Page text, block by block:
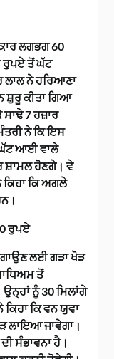
ਲਗਭਗ 60
ਰੁਪਏ ਤੋਂ ਘੱਟ
ਲਾਲ ਨੇ ਹਰਿਆਣਾ
ਸ਼ੁਰੂ ਕੀਤਾ ਗਿਆ
7 ਹਜ਼ਾਰ
ਨੇ ਕਿ ਇਸ
ਘੱਟ ਆਈ ਵਾਲੇ
ਸ਼ਾਮਲ ਹੋਣਗੇ। ਵੇ
ਕਿ ਅਗਲੇ
ਰੁਪਏ
ਲਈ ਗੜਾ ਖੋੜ
ਤੋਂ
ਨੂੰ 30 ਮਿਲਾਂਗੇ
ਕਿ ਵਨ ਯੁਵਾ
ਲਾਇਆ ਜਾਵੇਗਾ।
ਸੰਭਾਵਨਾ ਹੈ।